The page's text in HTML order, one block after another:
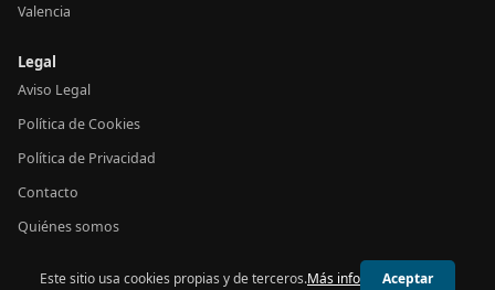
Valencia
Legal
Aviso Legal
Política de Cookies
Política de Privacidad
Contacto
Quiénes somos
© 2026 24h Valencia
Este sitio usa cookies propias y de terceros.Más info Aceptar